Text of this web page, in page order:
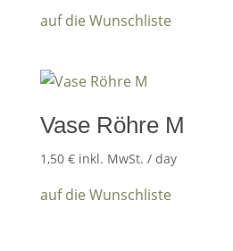
auf die Wunschliste
Vase Röhre M
1,50 € inkl. MwSt. / day
auf die Wunschliste